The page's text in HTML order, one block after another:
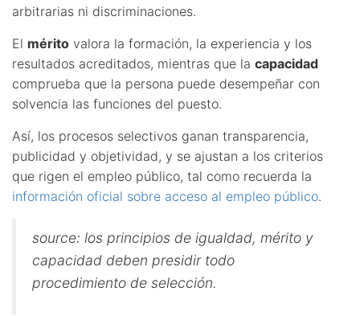
arbitrarias ni discriminaciones.
El mérito valora la formación, la experiencia y los
resultados acreditados, mientras que la capacidad
comprueba que la persona puede desempeñar con
solvencia las funciones del puesto.
Así, los procesos selectivos ganan transparencia,
publicidad y objetividad, y se ajustan a los criterios
que rigen el empleo público, tal como recuerda la
información oficial sobre acceso al empleo público.
source: los principios de igualdad, mérito y
capacidad deben presidir todo
procedimiento de selección.